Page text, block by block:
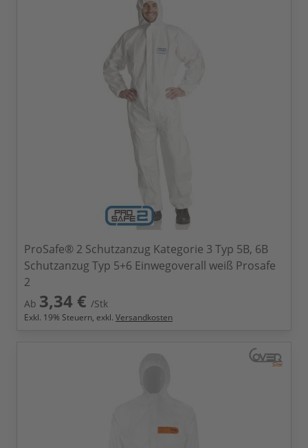
ProSafe® 2 Schutzanzug Kategorie 3 Typ 5B, 6B
Schutzanzug Typ 5+6 Einwegoverall weiß Prosafe
2
Ab 3,34 € /Stk
Exkl. 19% Steuern, exkl. Versandkosten